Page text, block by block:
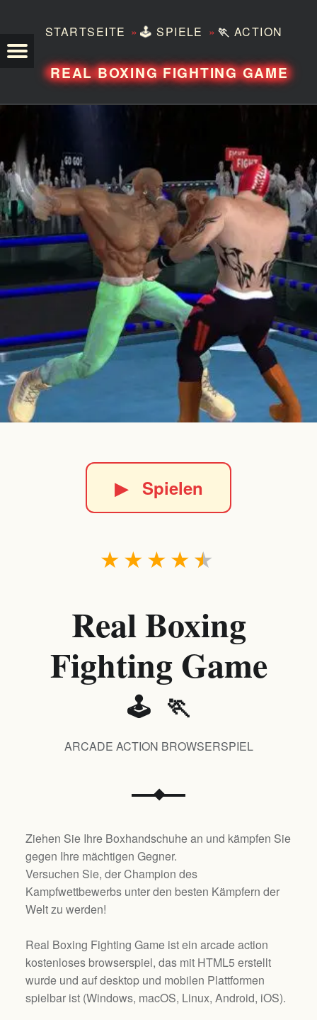
STARTSEITE »🕹️ SPIELE » 🏃 ACTION
REAL BOXING FIGHTING GAME
▶Spielen
★
★
★
★
★
Real Boxing
Fighting Game
🕹️ 🏃
ARCADE ACTION BROWSERSPIEL
Ziehen Sie Ihre Boxhandschuhe an und kämpfen Sie
gegen Ihre mächtigen Gegner.
Versuchen Sie, der Champion des
Kampfwettbewerbs unter den besten Kämpfern der
Welt zu werden!
Real Boxing Fighting Game ist ein arcade action
kostenloses browserspiel, das mit HTML5 erstellt
wurde und auf desktop und mobilen Plattformen
spielbar ist (Windows, macOS, Linux, Android, iOS).